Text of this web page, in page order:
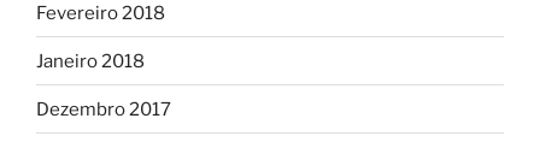
Fevereiro 2018
Janeiro 2018
Dezembro 2017